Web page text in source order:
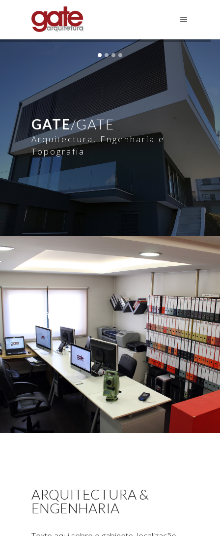
GATE/GATE
Arquitectura, Engenharia e
Topografia
ARQUITECTURA &
ENGENHARIA